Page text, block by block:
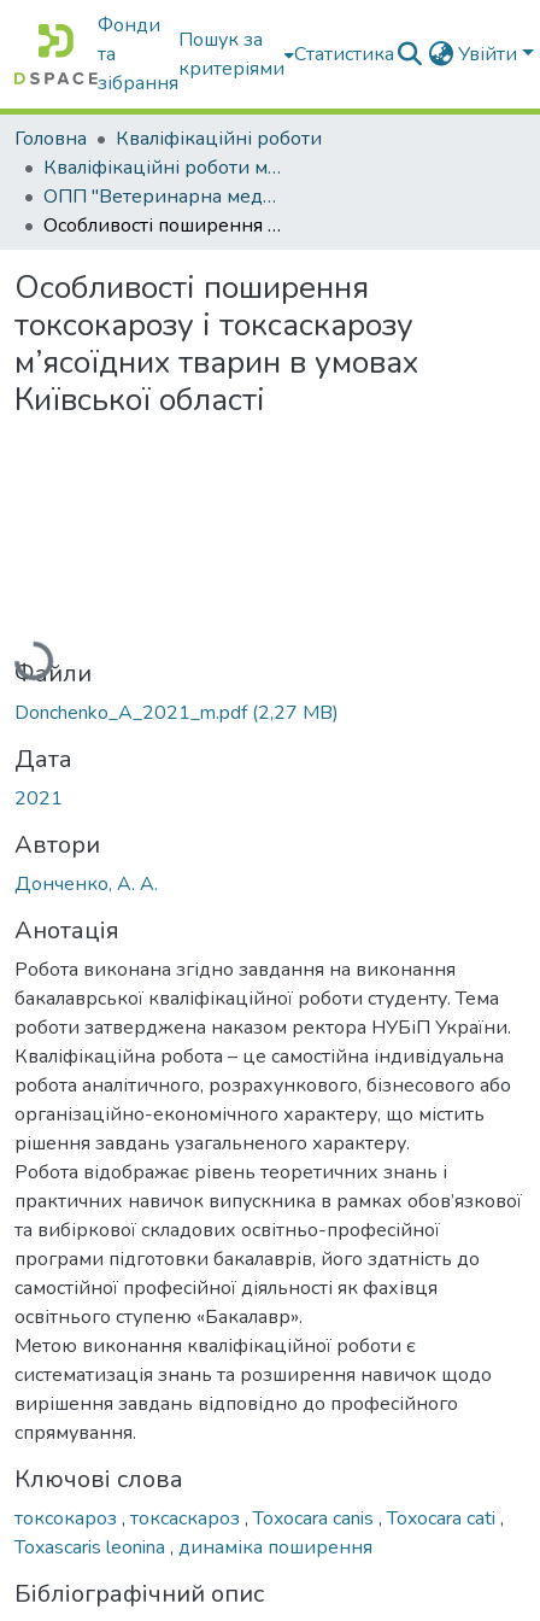
Фонди
та
зібрання
Пошук за
критеріями
Статистика Увійти
Головна
Кваліфікаційні роботи
Кваліфікаційні роботи магістрів
ОПП "Ветеринарна медицина"
Особливості поширення токсокарозу і токсаскарозу м’ясоїдних тварин в умовах Київської області
Особливості поширення
токсокарозу і токсаскарозу
м’ясоїдних тварин в умовах
Київської області
Вантажиться...
Файли
Donchenko_A_2021_m.pdf(2,27 MB)
Дата
2021
Автори
Донченко, А. А.
Анотація
Робота виконана згідно завдання на виконання
бакалаврської кваліфікаційної роботи студенту. Тема
роботи затверджена наказом ректора НУБіП України.
Кваліфікаційна робота – це самостійна індивідуальна
робота аналітичного, розрахункового, бізнесового або
організаційно-економічного характеру, що містить
рішення завдань узагальненого характеру.
Робота відображає рівень теоретичних знань і
практичних навичок випускника в рамках обов’язкової
та вибіркової складових освітньо-професійної
програми підготовки бакалаврів, його здатність до
самостійної професійної діяльності як фахівця
освітнього ступеню «Бакалавр».
Метою виконання кваліфікаційної роботи є
систематизація знань та розширення навичок щодо
вирішення завдань відповідно до професійного
спрямування.
Ключові слова
токсокароз , токсаскароз ,Toxocara canis ,Toxocara cati ,
Toxascaris leonina , динаміка поширення
Бібліографічний опис